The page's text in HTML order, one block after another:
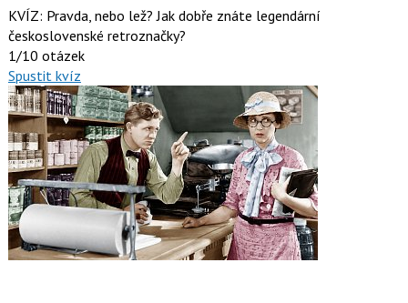
KVÍZ: Pravda, nebo lež? Jak dobře znáte legendární
československé retroznačky?
1/10 otázek
Spustit kvíz